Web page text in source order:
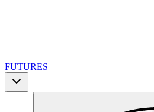
FUTURES